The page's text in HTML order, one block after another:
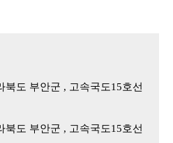
북도 부안군 , 고속국도15호선
북도 부안군 , 고속국도15호선